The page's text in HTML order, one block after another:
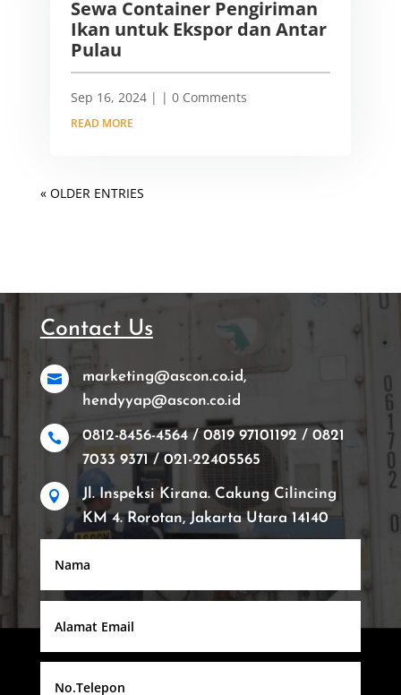
Sewa Container Pengiriman
Ikan untuk Ekspor dan Antar
Pulau
Sep 16, 2024| | 0 Comments
READ MORE
« OLDER ENTRIES
Contact Us

marketing@ascon.co.id,
hendyyap@ascon.co.id

0812-8456-4564 / 0819 97101192 / 0821
7033 9371 / 021-22405565

Jl. Inspeksi Kirana. Cakung Cilincing
KM 4. Rorotan, Jakarta Utara 14140